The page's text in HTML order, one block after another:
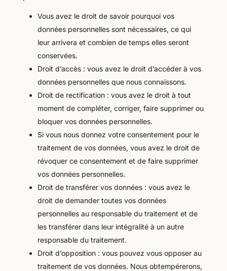
Vous avez le droit de savoir pourquoi vos
données personnelles sont nécessaires, ce qui
leur arrivera et combien de temps elles seront
conservées.
Droit d’accès : vous avez le droit d’accéder à vos
données personnelles que nous connaissons.
Droit de rectification : vous avez le droit à tout
moment de compléter, corriger, faire supprimer ou
bloquer vos données personnelles.
Si vous nous donnez votre consentement pour le
traitement de vos données, vous avez le droit de
révoquer ce consentement et de faire supprimer
vos données personnelles.
Droit de transférer vos données : vous avez le
droit de demander toutes vos données
personnelles au responsable du traitement et de
les transférer dans leur intégralité à un autre
responsable du traitement.
Droit d’opposition : vous pouvez vous opposer au
traitement de vos données. Nous obtempérerons,